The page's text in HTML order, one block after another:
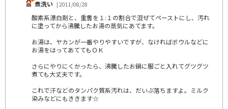
煮洗い | 2011/08/28
酸素系漂白剤と、重曹を１:１の割合で混ぜてペーストにし、汚れ
に塗ってから沸騰したお湯の蒸気にあてます。
お湯は、ヤカンが一番やりやすいですが、なければボウルなどに
お湯をはってあててもＯＫ
さらにやりにくかったら、沸騰したお鍋に服ごと入れてグツグツ
煮ても大丈夫です。
これで汗などのタンパク質系汚れは、だいぶ落ちますよ。ミルク
染みなどにもききます☆